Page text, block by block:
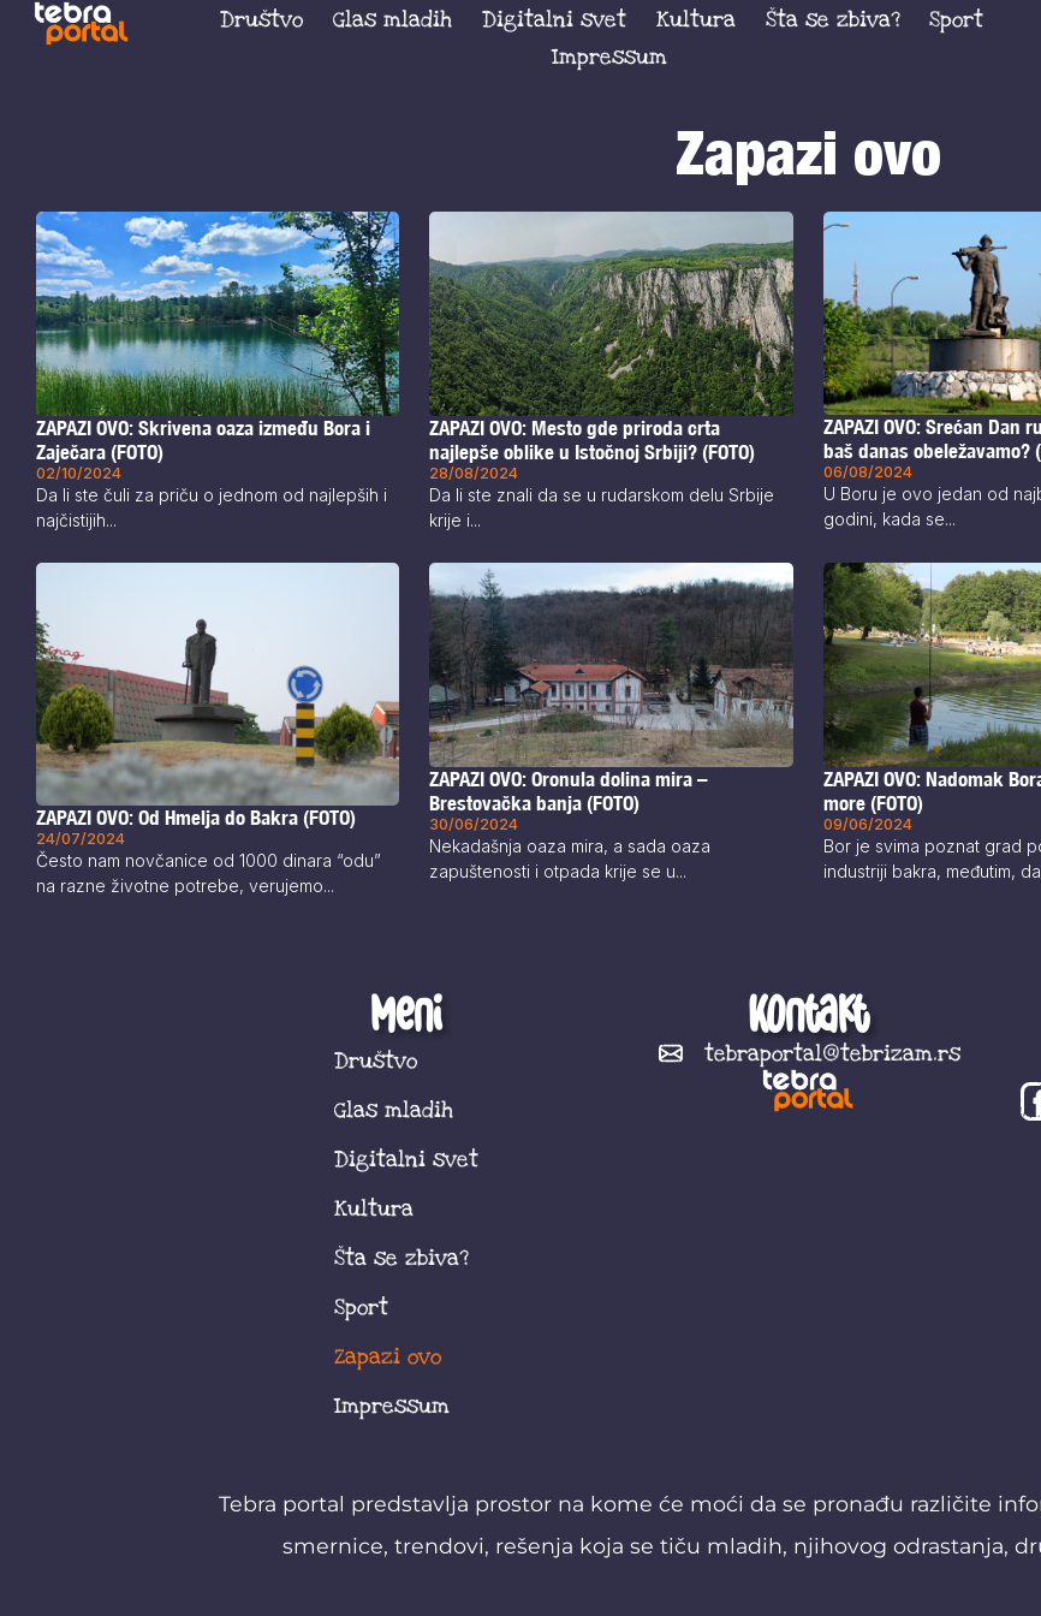
Društvo Glas mladih Digitalni svet Kultura Šta se zbiva?
Sport
Impressum
Zapazi ovo
ZAPAZI OVO: Skrivena oaza između Bora i
Zaječara (FOTO)
02/10/2024
Da li ste čuli za priču o jednom od najlepših i
najčistijih...
ZAPAZI OVO: Mesto gde priroda crta
najlepše oblike u Istočnoj Srbiji? (FOTO)
28/08/2024
Da li ste znali da se u rudarskom delu Srbije
krije i...
ZAPAZI OVO: Srećan Dan
baš danas obeležavamo?
06/08/2024
U Boru je ovo jedan od
godini, kada se...
ZAPAZI OVO: Od Hmelja do Bakra (FOTO)
24/07/2024
Često nam novčanice od 1000 dinara “odu”
na razne životne potrebe, verujemo...
ZAPAZI OVO: Oronula dolina mira –
Brestovačka banja (FOTO)
30/06/2024
Nekadašnja oaza mira, a sada oaza
zapuštenosti i otpada krije se u...
ZAPAZI OVO: Nadomak
more (FOTO)
09/06/2024
Bor je svima poznat grad
industriji bakra, međutim,
Meni
Društvo
Glas mladih
Digitalni svet
Kultura
Šta se zbiva?
Sport
Zapazi ovo
Impressum
Kontakt
tebraportal@tebrizam.rs
Tebra portal predstavlja prostor na kome će moći da se pronađu različite
smernice, trendovi, rešenja koja se tiču mladih, njihovog odrastanja,